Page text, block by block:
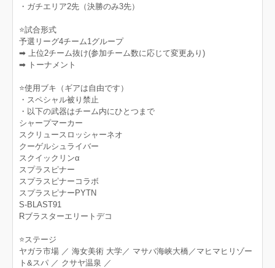
・ガチエリア2先（決勝のみ3先）
⭐️試合形式
予選リーグ4チーム1グループ
➡︎ 上位2チーム抜け(参加チーム数に応じて変更あり)
➡︎ トーナメント
⭐️使用ブキ（ギアは自由です）
・スペシャル被り禁止
・以下の武器はチーム内にひとつまで
シャープマーカー
スクリュースロッシャーネオ
クーゲルシュライバー
スクイックリンα
スプラスピナー
スプラスピナーコラボ
スプラスピナーPYTN
S-BLAST91
Rブラスターエリートデコ
⭐️ステージ
ヤガラ市場 ／ 海女美術 大学／ マサバ海峡大橋／マヒマヒリゾー
ト&スパ ／ クサヤ温泉 ／